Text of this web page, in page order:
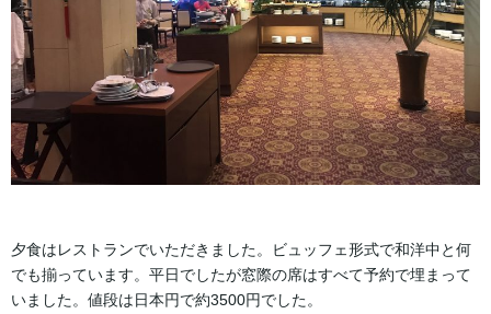
夕食はレストランでいただきました。ビュッフェ形式で和洋中と何
でも揃っています。平日でしたが窓際の席はすべて予約で埋まって
いました。値段は日本円で約3500円でした。